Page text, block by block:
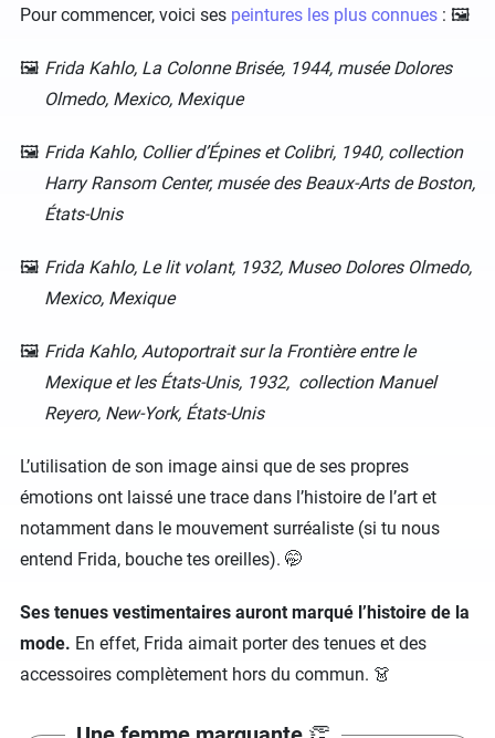
Pour commencer, voici ses peintures les plus connues : 🖼️
Frida Kahlo, La Colonne Brisée, 1944, musée Dolores
Olmedo, Mexico, Mexique
Frida Kahlo, Collier d’Épines et Colibri, 1940, collection
Harry Ransom Center, musée des Beaux-Arts de Boston,
États-Unis
Frida Kahlo, Le lit volant, 1932, Museo Dolores Olmedo,
Mexico, Mexique
Frida Kahlo, Autoportrait sur la Frontière entre le
Mexique et les États-Unis, 1932, collection Manuel
Reyero, New-York, États-Unis
L’utilisation de son image ainsi que de ses propres
émotions ont laissé une trace dans l’histoire de l’art et
notamment dans le mouvement surréaliste (si tu nous
entend Frida, bouche tes oreilles). 🤭
Ses tenues vestimentaires auront marqué l’histoire de la
mode. En effet, Frida aimait porter des tenues et des
accessoires complètement hors du commun. 👗